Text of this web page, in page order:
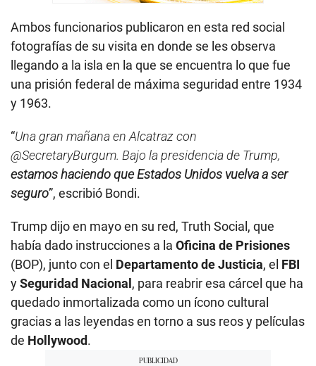
Ambos funcionarios publicaron en esta red social
fotografías de su visita en donde se les observa
llegando a la isla en la que se encuentra lo que fue
una prisión federal de máxima seguridad entre 1934
y 1963.
“Una gran mañana en Alcatraz con
@SecretaryBurgum. Bajo la presidencia de Trump,
estamos haciendo que Estados Unidos vuelva a ser
seguro”, escribió Bondi.
Trump dijo en mayo en su red, Truth Social, que
había dado instrucciones a la Oficina de Prisiones
(BOP), junto con el Departamento de Justicia, el FBI
ySeguridad Nacional, para reabrir esa cárcel que ha
quedado inmortalizada como un ícono cultural
gracias a las leyendas en torno a sus reos y películas
de Hollywood.